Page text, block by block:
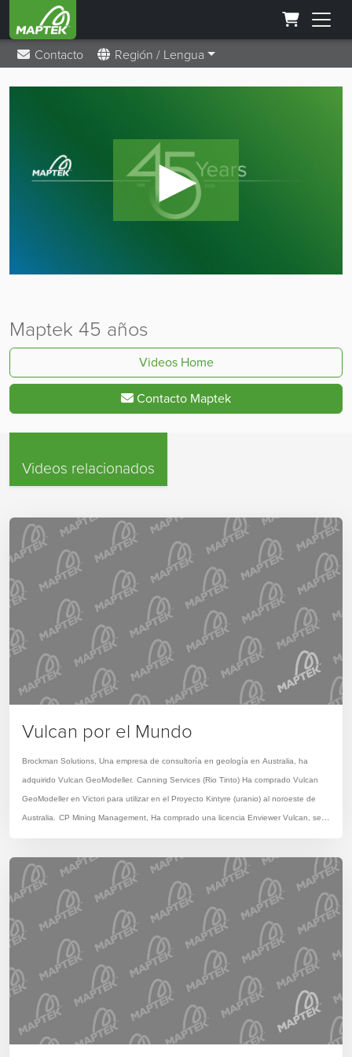
Contacto Región / Lengua
►
Maptek 45 años
Videos Home
Contacto Maptek
Videos relacionados
Vulcan por el Mundo
Brockman Solutions , Una empresa de consultoría en geología en Australia, ha
adquirido Vulcan GeoModeller. Canning Services (Rio Tinto) Ha comprado Vulcan
GeoModeller en Victori para utilizar en el Proyecto Kintyre (uranio) al noroeste de
Australia. CP Mining Management , Ha comprado una licencia Enviewer Vulcan, se
EnterprisesHa arrendado Vulcan a corto plazo para uno de sus proyectos.Esta es
una consultora especializada en diseño y programación para la optimización de
minas. Se encuentra ubicada en Fremantle, WA. CVRD, Ha comprado Vulcan
GeoStatModeller para utilizar en sus operaciones en Minais Gerais,Itabira en Brasil.
Dart Mining ,Ha comprado Vulcan Explorer. Ubicada en Melobourne. Esta empresa
se centrará inicialmente en las perspectivas en Lachlan Fold Belt al noreste de
Victoria y al sudeste de Nueva Gales del Sur. LARCO en Grecia ha comprado
Vulcan GeoStatModeller UC con Open Pit Mine Design, Vulcan Interactive Road
Design, Lersch Grossman Optimisation and Floating Cone Optimisation para sus
operaciones. LeightonEmpresa contratista responsable de la mayor parte de